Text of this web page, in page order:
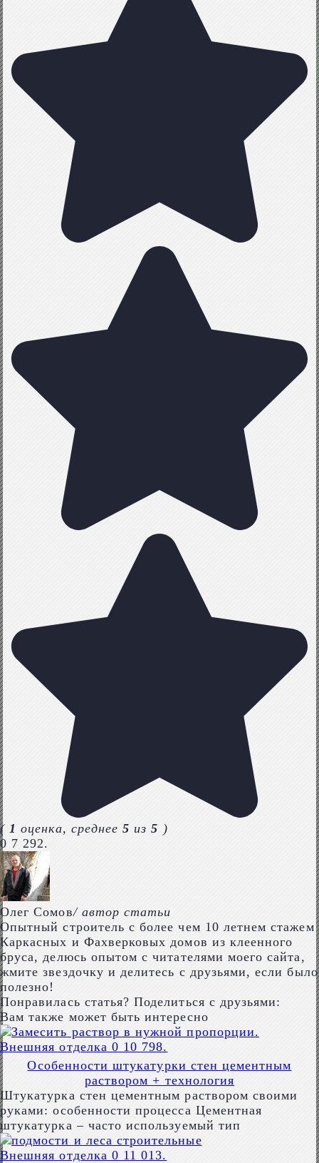
(1 оценка, среднее5 из5 )
0 7 292.
Олег Сомов/ автор статьи
Опытный строитель с более чем 10 летнем стажем
Каркасных и Фахверковых домов из клеенного
бруса, делюсь опытом с читателями моего сайта,
жмите звездочку и делитесь с друзьями, если было
полезно!
Понравилась статья? Поделиться с друзьями:
Вам также может быть интересно
Внешняя отделка 0 10 798.
Особенности штукатурки стен цементным
раствором + технология
Штукатурка стен цементным раствором своими
руками: особенности процесса Цементная
штукатурка – часто используемый тип
Внешняя отделка 0 11 013.